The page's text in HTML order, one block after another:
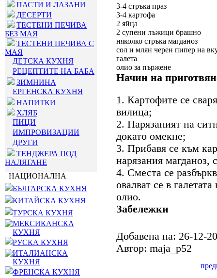
ПАСТИ И ЛАЗАНИ
ДЕСЕРТИ
ТЕСТЕНИ ПЕЧИВА
БЕЗ МАЯ
ТЕСТЕНИ ПЕЧИВА С
МАЯ
ДЕТСКА КУХНЯ
РЕЦЕПТИТЕ НА БАБА
ЗИМНИНА
ЕРГЕНСКА КУХНЯ
НАПИТКИ
ХЛЯБ
ПИЦИ
ИМПРОВИЗАЦИИ
ДРУГИ
ТЕНДЖЕРА ПОД
НАЛЯГАНЕ
НАЦИОНАЛНА
БЪЛГАРСКА КУХНЯ
КИТАЙСКА КУХНЯ
ТУРСКА КУХНЯ
МЕКСИКАНСКА
КУХНЯ
РУСКА КУХНЯ
ИТАЛИАНСКА
КУХНЯ
ФРЕНСКА КУХНЯ
3-4 стръка праз
3-4 картофа
2 яйца
2 супени лъжици брашно
няколко стръка магданоз
сол и млян черен пипер на
галета
олио за пържене
Начин на
1. Картофите се
вилица;
2. Нарязаният на
докато омекне;
3. Прибавя се към
нарязания магданоз,
4. Сместа се
овалват се в
олио.
Забележки
Добавена на: 26-12-
Автор: maja_p52